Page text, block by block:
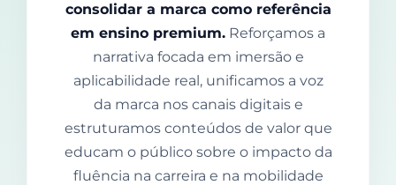
consolidar a marca como referência
em ensino premium. Reforçamos a
narrativa focada em imersão e
aplicabilidade real, unificamos a voz
da marca nos canais digitais e
estruturamos conteúdos de valor que
educam o público sobre o impacto da
fluência na carreira e na mobilidade